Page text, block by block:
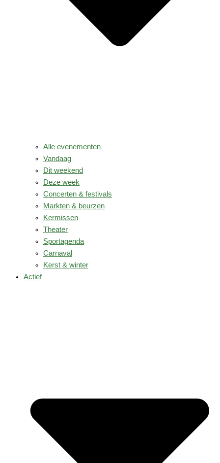
Alle evenementen
Vandaag
Dit weekend
Deze week
Concerten & festivals
Markten & beurzen
Kermissen
Theater
Sportagenda
Carnaval
Kerst & winter
Actief